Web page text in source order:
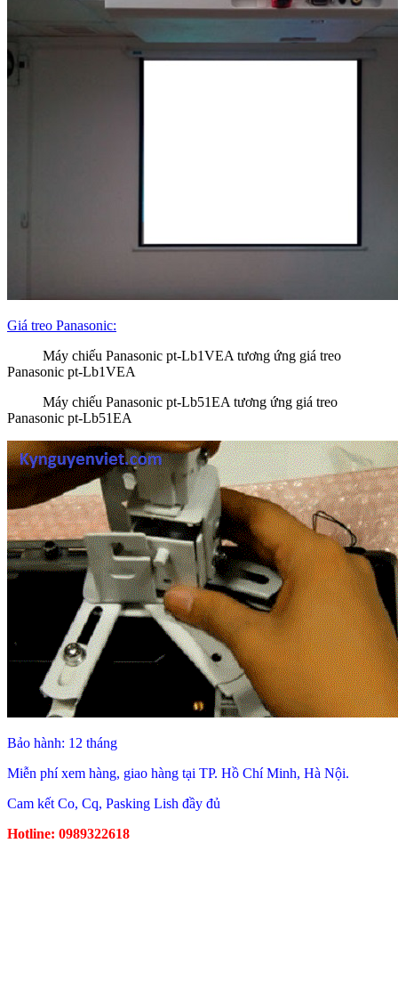
Giá treo Panasonic:
Máy chiếu Panasonic pt-Lb1VEA tương ứng giá treo
Panasonic pt-Lb1VEA
Máy chiếu Panasonic pt-Lb51EA tương ứng giá treo
Panasonic pt-Lb51EA
Bảo hành: 12 tháng
Miễn phí xem hàng, giao hàng tại TP. Hồ Chí Minh, Hà Nội.
Cam kết Co, Cq, Pasking Lish đầy đủ
Hotline: 0989322618